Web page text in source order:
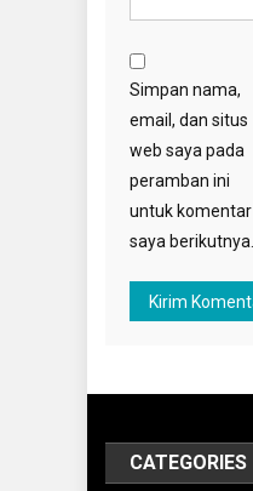
Simpan nama,
email, dan situs
web saya pada
peramban ini
untuk komentar
saya berikutnya.
CATEGORIES